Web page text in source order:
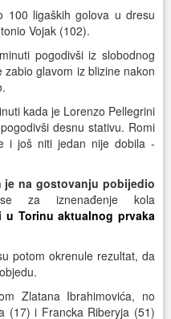
100 ligaških golova u dresu
Vojak (102).
pogodivši iz slobodnog
glavom iz blizine nakon
kada je Lorenzo Pellegrini
desnu stativu. Romi
i još niti jedan nije dobila -
je na gostovanju pobijedio
za iznenađenje kola
u Torinu aktualnog prvaka
potom okrenule rezultat, da
Zlatana Ibrahimovića, no
(17) i Francka Riberyja (51)